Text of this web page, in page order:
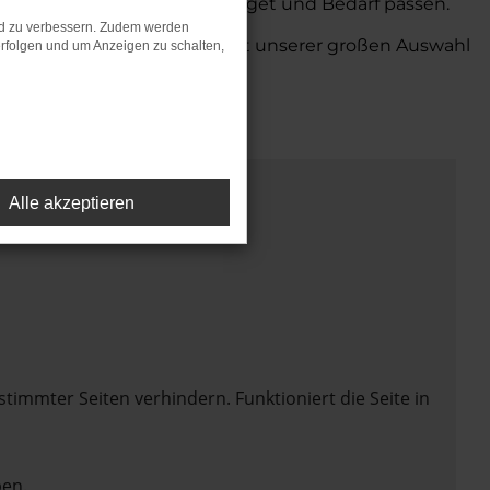
in Oldenburg. Mit unserer großen Auswahl
Seiten verhindern. Funktioniert die Seite in
zu verbessern. Zudem werden
und um Anzeigen zu schalten,
Alle akzeptieren